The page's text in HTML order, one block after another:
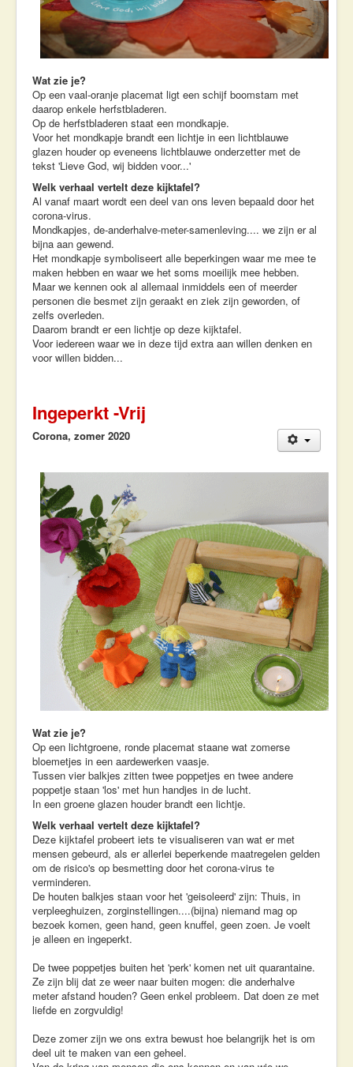
Wat zie je?
Op een vaal-oranje placemat ligt een schijf boomstam met
daarop enkele herfstbladeren.
Op de herfstbladeren staat een mondkapje.
Voor het mondkapje brandt een lichtje in een lichtblauwe
glazen houder op eveneens lichtblauwe onderzetter met de
tekst 'Lieve God, wij bidden voor...'
Welk verhaal vertelt deze kijktafel?
Al vanaf maart wordt een deel van ons leven bepaald door het
corona-virus.
Mondkapjes, de-anderhalve-meter-samenleving.... we zijn er al
bijna aan gewend.
Het mondkapje symboliseert alle beperkingen waar me mee te
maken hebben en waar we het soms moeilijk mee hebben.
Maar we kennen ook al allemaal inmiddels een of meerder
personen die besmet zijn geraakt en ziek zijn geworden, of
zelfs overleden.
Daarom brandt er een lichtje op deze kijktafel.
Voor iedereen waar we in deze tijd extra aan willen denken en
voor willen bidden...
Ingeperkt -Vrij
Corona, zomer 2020
Wat zie je?
Op een lichtgroene, ronde placemat staane wat zomerse
bloemetjes in een aardewerken vaasje.
Tussen vier balkjes zitten twee poppetjes en twee andere
poppetje staan 'los' met hun handjes in de lucht.
In een groene glazen houder brandt een lichtje.
Welk verhaal vertelt deze kijktafel?
Deze kijktafel probeert iets te visualiseren van wat er met
mensen gebeurd, als er allerlei beperkende maatregelen gelden
om de risico's op besmetting door het corona-virus te
verminderen.
De houten balkjes staan voor het 'geisoleerd' zijn: Thuis, in
verpleeghuizen, zorginstellingen....(bijna) niemand mag op
bezoek komen, geen hand, geen knuffel, geen zoen. Je voelt
je alleen en ingeperkt.
De twee poppetjes buiten het 'perk' komen net uit quarantaine.
Ze zijn blij dat ze weer naar buiten mogen: die anderhalve
meter afstand houden? Geen enkel probleem. Dat doen ze met
liefde en zorgvuldig!
Deze zomer zijn we ons extra bewust hoe belangrijk het is om
deel uit te maken van een geheel.